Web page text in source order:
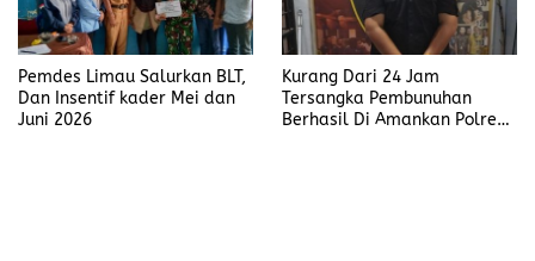
Pemdes Limau Salurkan BLT,
Dan Insentif kader Mei dan
Juni 2026
Kurang Dari 24 Jam
Tersangka Pembunuhan
Berhasil Di Amankan Polres